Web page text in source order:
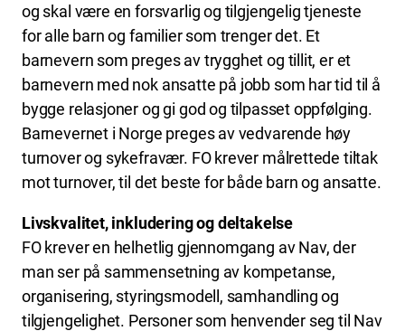
og skal være en forsvarlig og tilgjengelig tjeneste
for alle barn og familier som trenger det. Et
barnevern som preges av trygghet og tillit, er et
barnevern med nok ansatte på jobb som har tid til å
bygge relasjoner og gi god og tilpasset oppfølging.
Barnevernet i Norge preges av vedvarende høy
turnover og sykefravær. FO krever målrettede tiltak
mot turnover, til det beste for både barn og ansatte.
Livskvalitet, inkludering og deltakelse
FO krever en helhetlig gjennomgang av Nav, der
man ser på sammensetning av kompetanse,
organisering, styringsmodell, samhandling og
tilgjengelighet. Personer som henvender seg til Nav